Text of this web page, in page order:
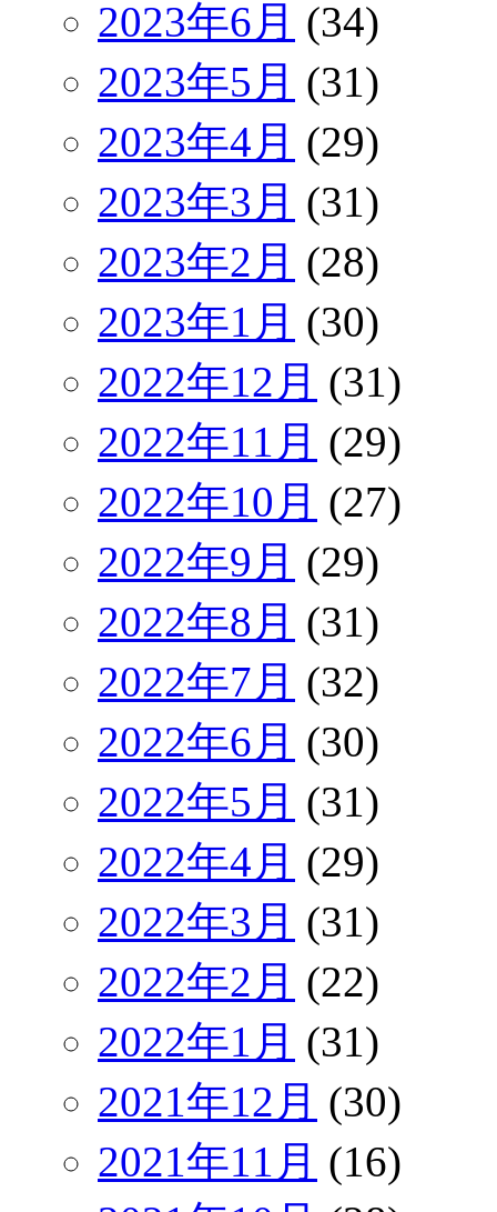
2023年6月 (34)
2023年5月 (31)
2023年4月 (29)
2023年3月 (31)
2023年2月 (28)
2023年1月 (30)
2022年12月 (31)
2022年11月 (29)
2022年10月 (27)
2022年9月 (29)
2022年8月 (31)
2022年7月 (32)
2022年6月 (30)
2022年5月 (31)
2022年4月 (29)
2022年3月 (31)
2022年2月 (22)
2022年1月 (31)
2021年12月 (30)
2021年11月 (16)